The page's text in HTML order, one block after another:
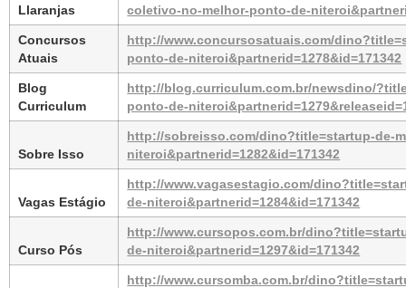
Llaranjas
coletivo-no-melhor-ponto-de-
Concursos
Atuais
http://www.concursosatuais.com/
ponto-de-niteroi&partnerid=1278&id=171342
Blog
Curriculum
http://blog.curriculum.com.br/newsdino/
ponto-de-
Sobre Isso
http://sobreisso.com/dino?title=startup-de-
niteroi&partnerid=1282&id=171342
Vagas Estágio
http://www.vagasestagio.com/
de-niteroi&partnerid=1284&id=171342
Curso Pós
http://www.cursopos.com.br/
de-niteroi&partnerid=1297&id=171342
http://www.cursomba.com.br/